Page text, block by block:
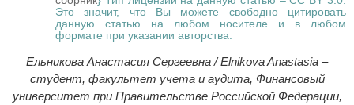
Это значит, что Вы можете свободно цитировать
данную статью на любом носителе и в любом
формате при указании авторства.
Ельникова Анастасия Сергеевна / Elnikova Anastasia –
студент, факультет учета и аудита, Финансовый
университет при Правительстве Российской Федерации,